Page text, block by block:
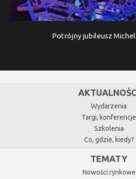
Potrójny jubileusz
Wydarzenia
Targi, konferencje
Szkolenia
Co, gdzie, kiedy?
TEMATY
Nowości rynkowe